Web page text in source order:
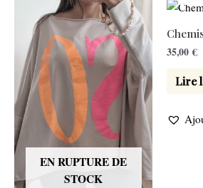
EN RUPTURE DE
STOCK
35,00€
Lire